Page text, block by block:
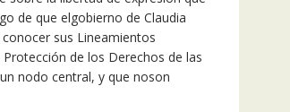
de que elgobierno de Claudia
sus Lineamientos
Protección de los Derechos de las
nodo central, y que noson